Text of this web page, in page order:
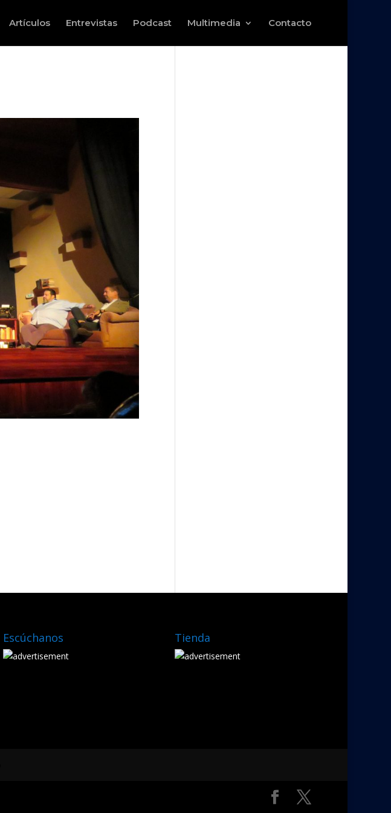
Artículos Entrevistas Podcast Multimedia Contacto
Escúchanos Tienda